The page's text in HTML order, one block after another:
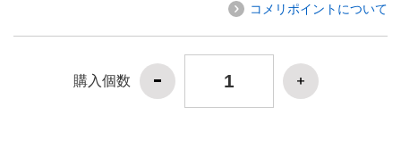
コメリポイントについて
購入個数